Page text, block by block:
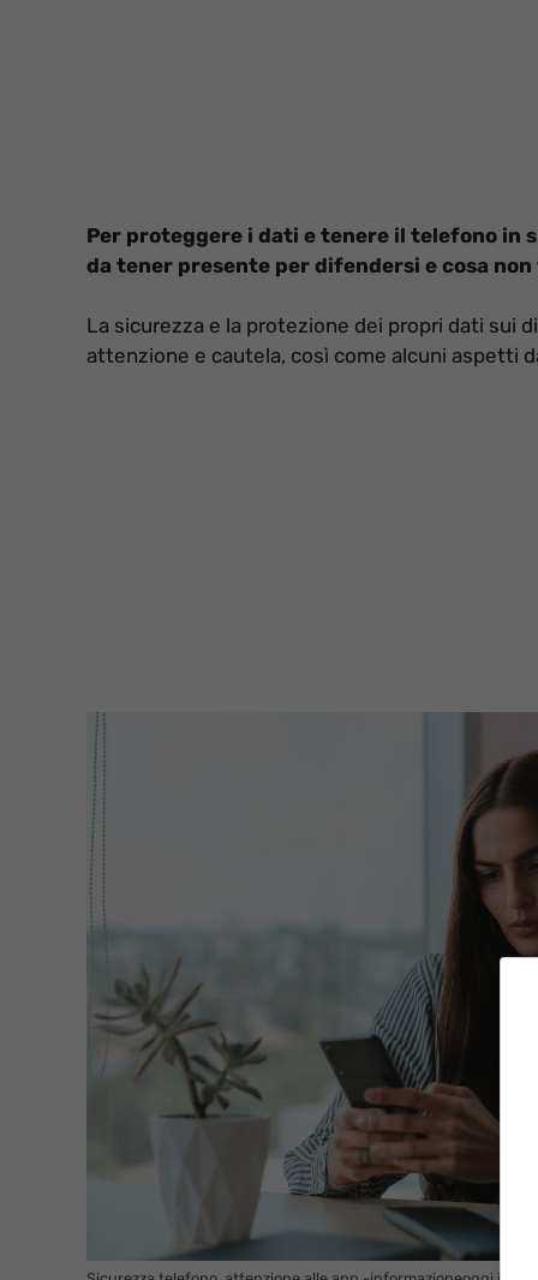
Per proteggere i dati e tenere il telefono in
da tener presente per difendersi e cosa
La sicurezza e la protezione dei propri dati sui
attenzione e cautela, così come alcuni aspetti